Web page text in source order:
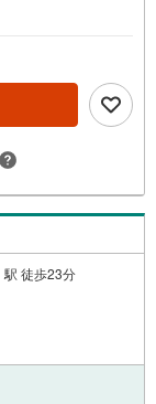
駅 徒歩23分